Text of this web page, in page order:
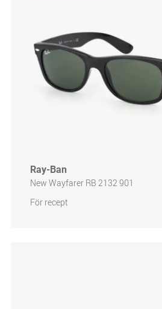
Ray-Ban
New Wayfarer RB 2132 901
För recept